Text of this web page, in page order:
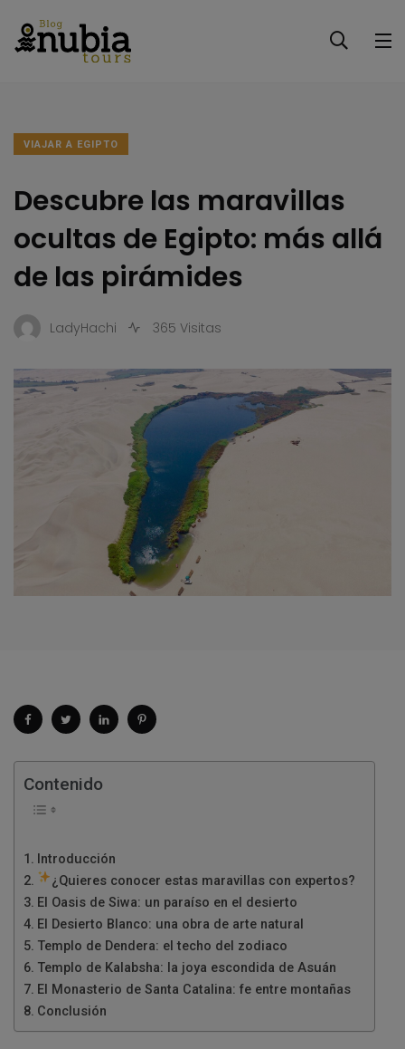
VIAJAR A EGIPTO
Descubre las maravillas
ocultas de Egipto: más allá
de las pirámides
LadyHachi 365 Visitas
Contenido
Introducción
¿Quieres conocer estas maravillas con expertos?
El Oasis de Siwa: un paraíso en el desierto
El Desierto Blanco: una obra de arte natural
Templo de Dendera: el techo del zodiaco
Templo de Kalabsha: la joya escondida de Asuán
El Monasterio de Santa Catalina: fe entre montañas
Conclusión